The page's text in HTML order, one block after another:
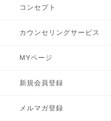
コンセプト
カウンセリングサービス
MYページ
新規会員登録
メルマガ登録